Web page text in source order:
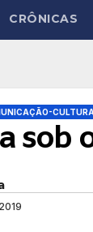
CRÔNICAS
CULTURA
sob